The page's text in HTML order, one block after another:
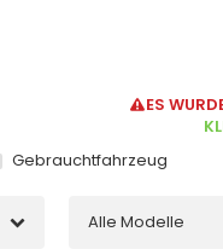
ES
Gebrauchtfahrzeug
Alle Modelle